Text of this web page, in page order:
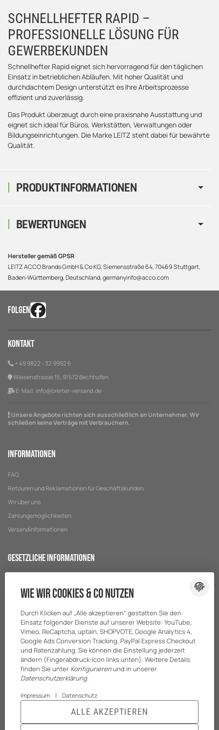
PRODUKTINFORMATIONEN
SCHNELLHEFTER RAPID –
PROFESSIONELLE LÖSUNG FÜR
GEWERBEKUNDEN
Schnellhefter Rapid eignet sich hervorragend für den täglichen
Einsatz in betrieblichen Abläufen. Mit hoher Qualität und
durchdachtem Design unterstützt es Ihre Arbeitsprozesse
effizient und zuverlässig.
Das Produkt überzeugt durch eine praxisnahe Ausstattung und
eignet sich ideal für Büros, Werkstätten, Verwaltungen oder
Bildungseinrichtungen. Die Marke LEITZ steht dabei für bewährte
Qualität.
BEWERTUNGEN
Hersteller gemäß GPSR
LEITZ ACCO Brands GmbH & Co KG, Siemensstraße 64, 70469 Stuttgart,
Baden-Württemberg, Deutschland, germanyinfo@acco.com
FOLGEN
Kontakt
+ 49 9822 - 32 9992 6
Wiesenstrasse 15, 91572 Bechhofen
E-Mail: info@breiter-versand.de
Unsere Angebote richten sich ausschließlich an Unternehmer. Wir
schließen keine Verträge mit Verbrauchern.
Informationen
FAQ
Retouren und Reklamationen für Geschäftskunden
Wir über uns
Zahlungsmöglichkeiten
Versandinformationen
Gesetzliche Informationen
Impressum
Batteriegesetzhinweise
Wie wir Cookies & Co nutzen
Durch Klicken auf „Alle akzeptieren“ gestatten Sie den
Einsatz folgender Dienste auf unserer Website: YouTube,
Vimeo, ReCaptcha, uptain, SHOPVOTE, Google Analytics 4,
Google Ads Conversion Tracking, PayPal Express Checkout
und Ratenzahlung. Sie können die Einstellung jederzeit
ändern (Fingerabdruck-Icon links unten). Weitere Details
finden Sie unter Konfigurierenund in unserer
Datenschutzerklärung.
Impressum | Datenschutz
ALLE AKZEPTIEREN